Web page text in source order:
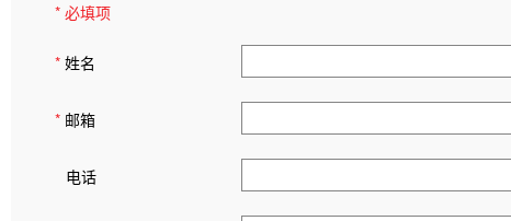
* 必填项
* 姓名
* 邮箱
电话